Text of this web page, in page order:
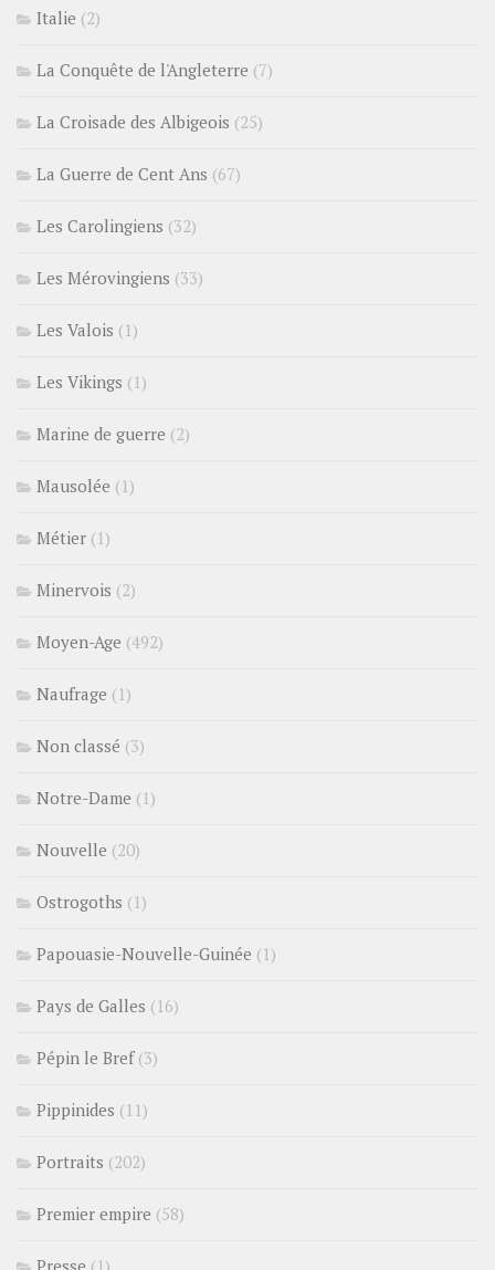
Italie (2)
La Conquête de l'Angleterre (7)
La Croisade des Albigeois (25)
La Guerre de Cent Ans (67)
Les Carolingiens (32)
Les Mérovingiens (33)
Les Valois (1)
Les Vikings (1)
Marine de guerre (2)
Mausolée (1)
Métier (1)
Minervois (2)
Moyen-Age (492)
Naufrage (1)
Non classé (3)
Notre-Dame (1)
Nouvelle (20)
Ostrogoths (1)
Papouasie-Nouvelle-Guinée (1)
Pays de Galles (16)
Pépin le Bref(3)
Pippinides (11)
Portraits (202)
Premier empire (58)
Presse (1)